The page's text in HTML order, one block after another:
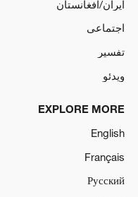
ایران/افغانستان
اجتماعی
تفسیر
ویدئو
EXPLORE MORE
English
Français
Русский